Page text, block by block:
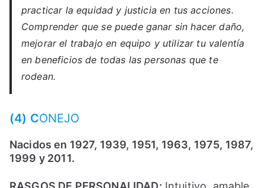
practicar la equidad y justicia en tus acciones.
Comprender que se puede ganar sin hacer daño,
mejorar el trabajo en equipo y utilizar tu valentía
en beneficios de todas las personas que te
rodean.
(4) CONEJO
Nacidos en 1927, 1939, 1951, 1963, 1975, 1987,
1999 y 2011.